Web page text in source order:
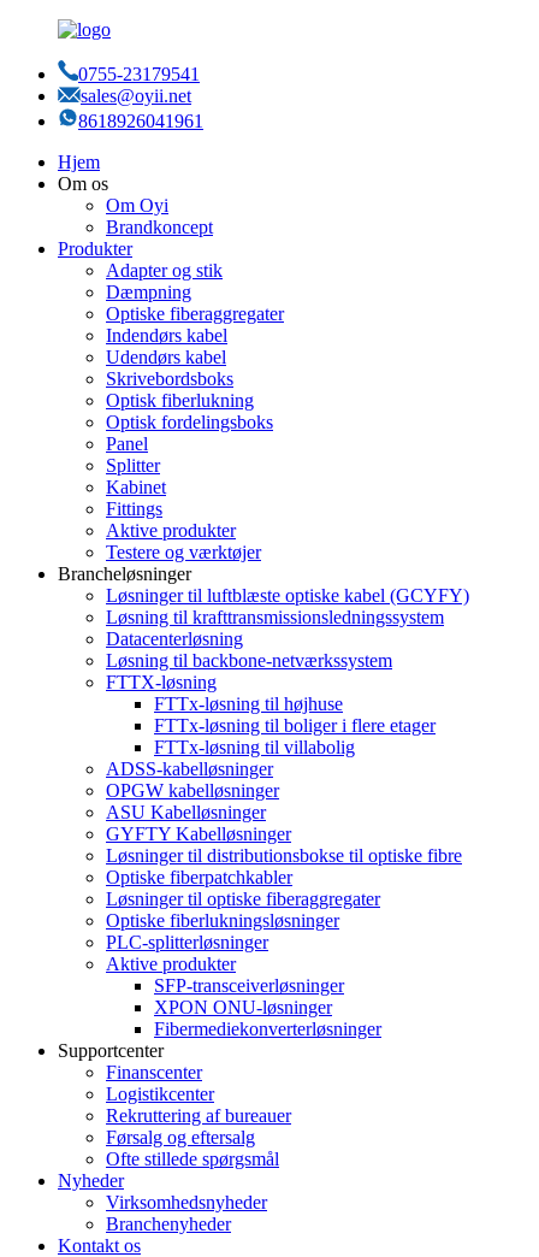
0755-23179541
sales@oyii.net
8618926041961
Hjem
Om os
Om Oyi
Brandkoncept
Produkter
Adapter og stik
Dæmpning
Optiske fiberaggregater
Indendørs kabel
Udendørs kabel
Skrivebordsboks
Optisk fiberlukning
Optisk fordelingsboks
Panel
Splitter
Kabinet
Fittings
Aktive produkter
Testere og værktøjer
Brancheløsninger
Løsninger til luftblæste optiske kabel (GCYFY)
Løsning til krafttransmissionsledningssystem
Datacenterløsning
Løsning til backbone-netværkssystem
FTTX-løsning
FTTx-løsning til højhuse
FTTx-løsning til boliger i flere etager
FTTx-løsning til villabolig
ADSS-kabelløsninger
OPGW kabelløsninger
ASU Kabelløsninger
GYFTY Kabelløsninger
Løsninger til distributionsbokse til optiske fibre
Optiske fiberpatchkabler
Løsninger til optiske fiberaggregater
Optiske fiberlukningsløsninger
PLC-splitterløsninger
Aktive produkter
SFP-transceiverløsninger
XPON ONU-løsninger
Fibermediekonverterløsninger
Supportcenter
Finanscenter
Logistikcenter
Rekruttering af bureauer
Førsalg og eftersalg
Ofte stillede spørgsmål
Nyheder
Virksomhedsnyheder
Branchenyheder
Kontakt os